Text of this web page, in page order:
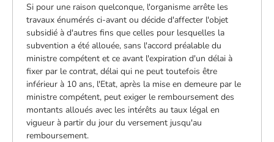
Si pour une raison quelconque, l'organisme arrête les
travaux énumérés ci-avant ou décide d'affecter l'objet
subsidié à d'autres fins que celles pour lesquelles la
subvention a été allouée, sans l'accord préalable du
ministre compétent et ce avant l'expiration d'un délai à
fixer par le contrat, délai qui ne peut toutefois être
inférieur à 10 ans, l'Etat, après la mise en demeure par le
ministre compétent, peut exiger le remboursement des
montants alloués avec les intérêts au taux légal en
vigueur à partir du jour du versement jusqu'au
remboursement.